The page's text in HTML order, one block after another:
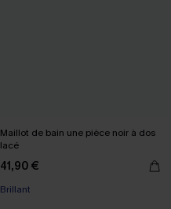
Maillot de bain une pièce noir à dos
lacé
41,90 €
Brillant